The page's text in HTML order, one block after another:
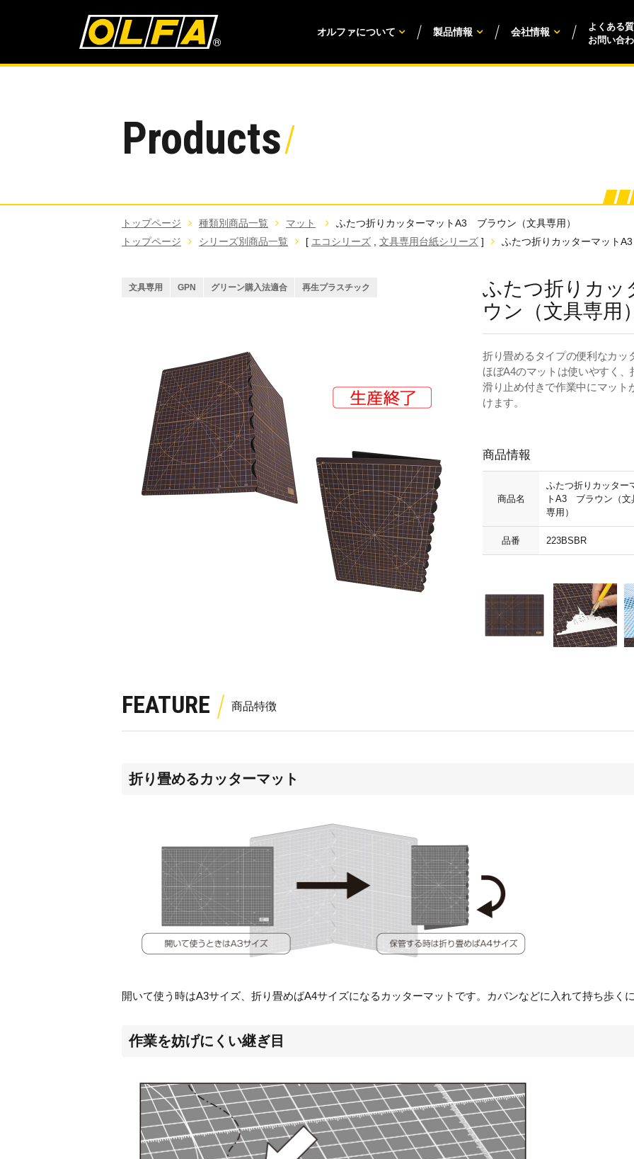
オルファについて 製品情報 会社情報
よくある
お問い合
Products
トップページ 種類別商品一覧 マット
ふたつ折りカッターマットA3 ブラウン（文具専用）
トップページ
シリーズ別商品一覧 [ エコシリーズ 文具専用台紙シリーズ ] ふたつ折りカッターマット
文具専用 GPN グリーン購入法適合 再生プラスチック
ふたつ折りカ
ウン（文具専用）
折り畳めるタイプの便利なカッ
ほぼA4のマットは使いやすく
滑り止め付きで作業中にマット
けます。
商品情報
商品名
ふたつ折りカッター
トA3 ブラウン（文
専用）
品番 223BSBR
FEATURE
折り畳めるカッターマット
開いて使う時はA3サイズ、折り畳めばA4サイズになるカッターマットです。カバンなどに入れて持ち歩くに
作業を妨げにくい継ぎ目